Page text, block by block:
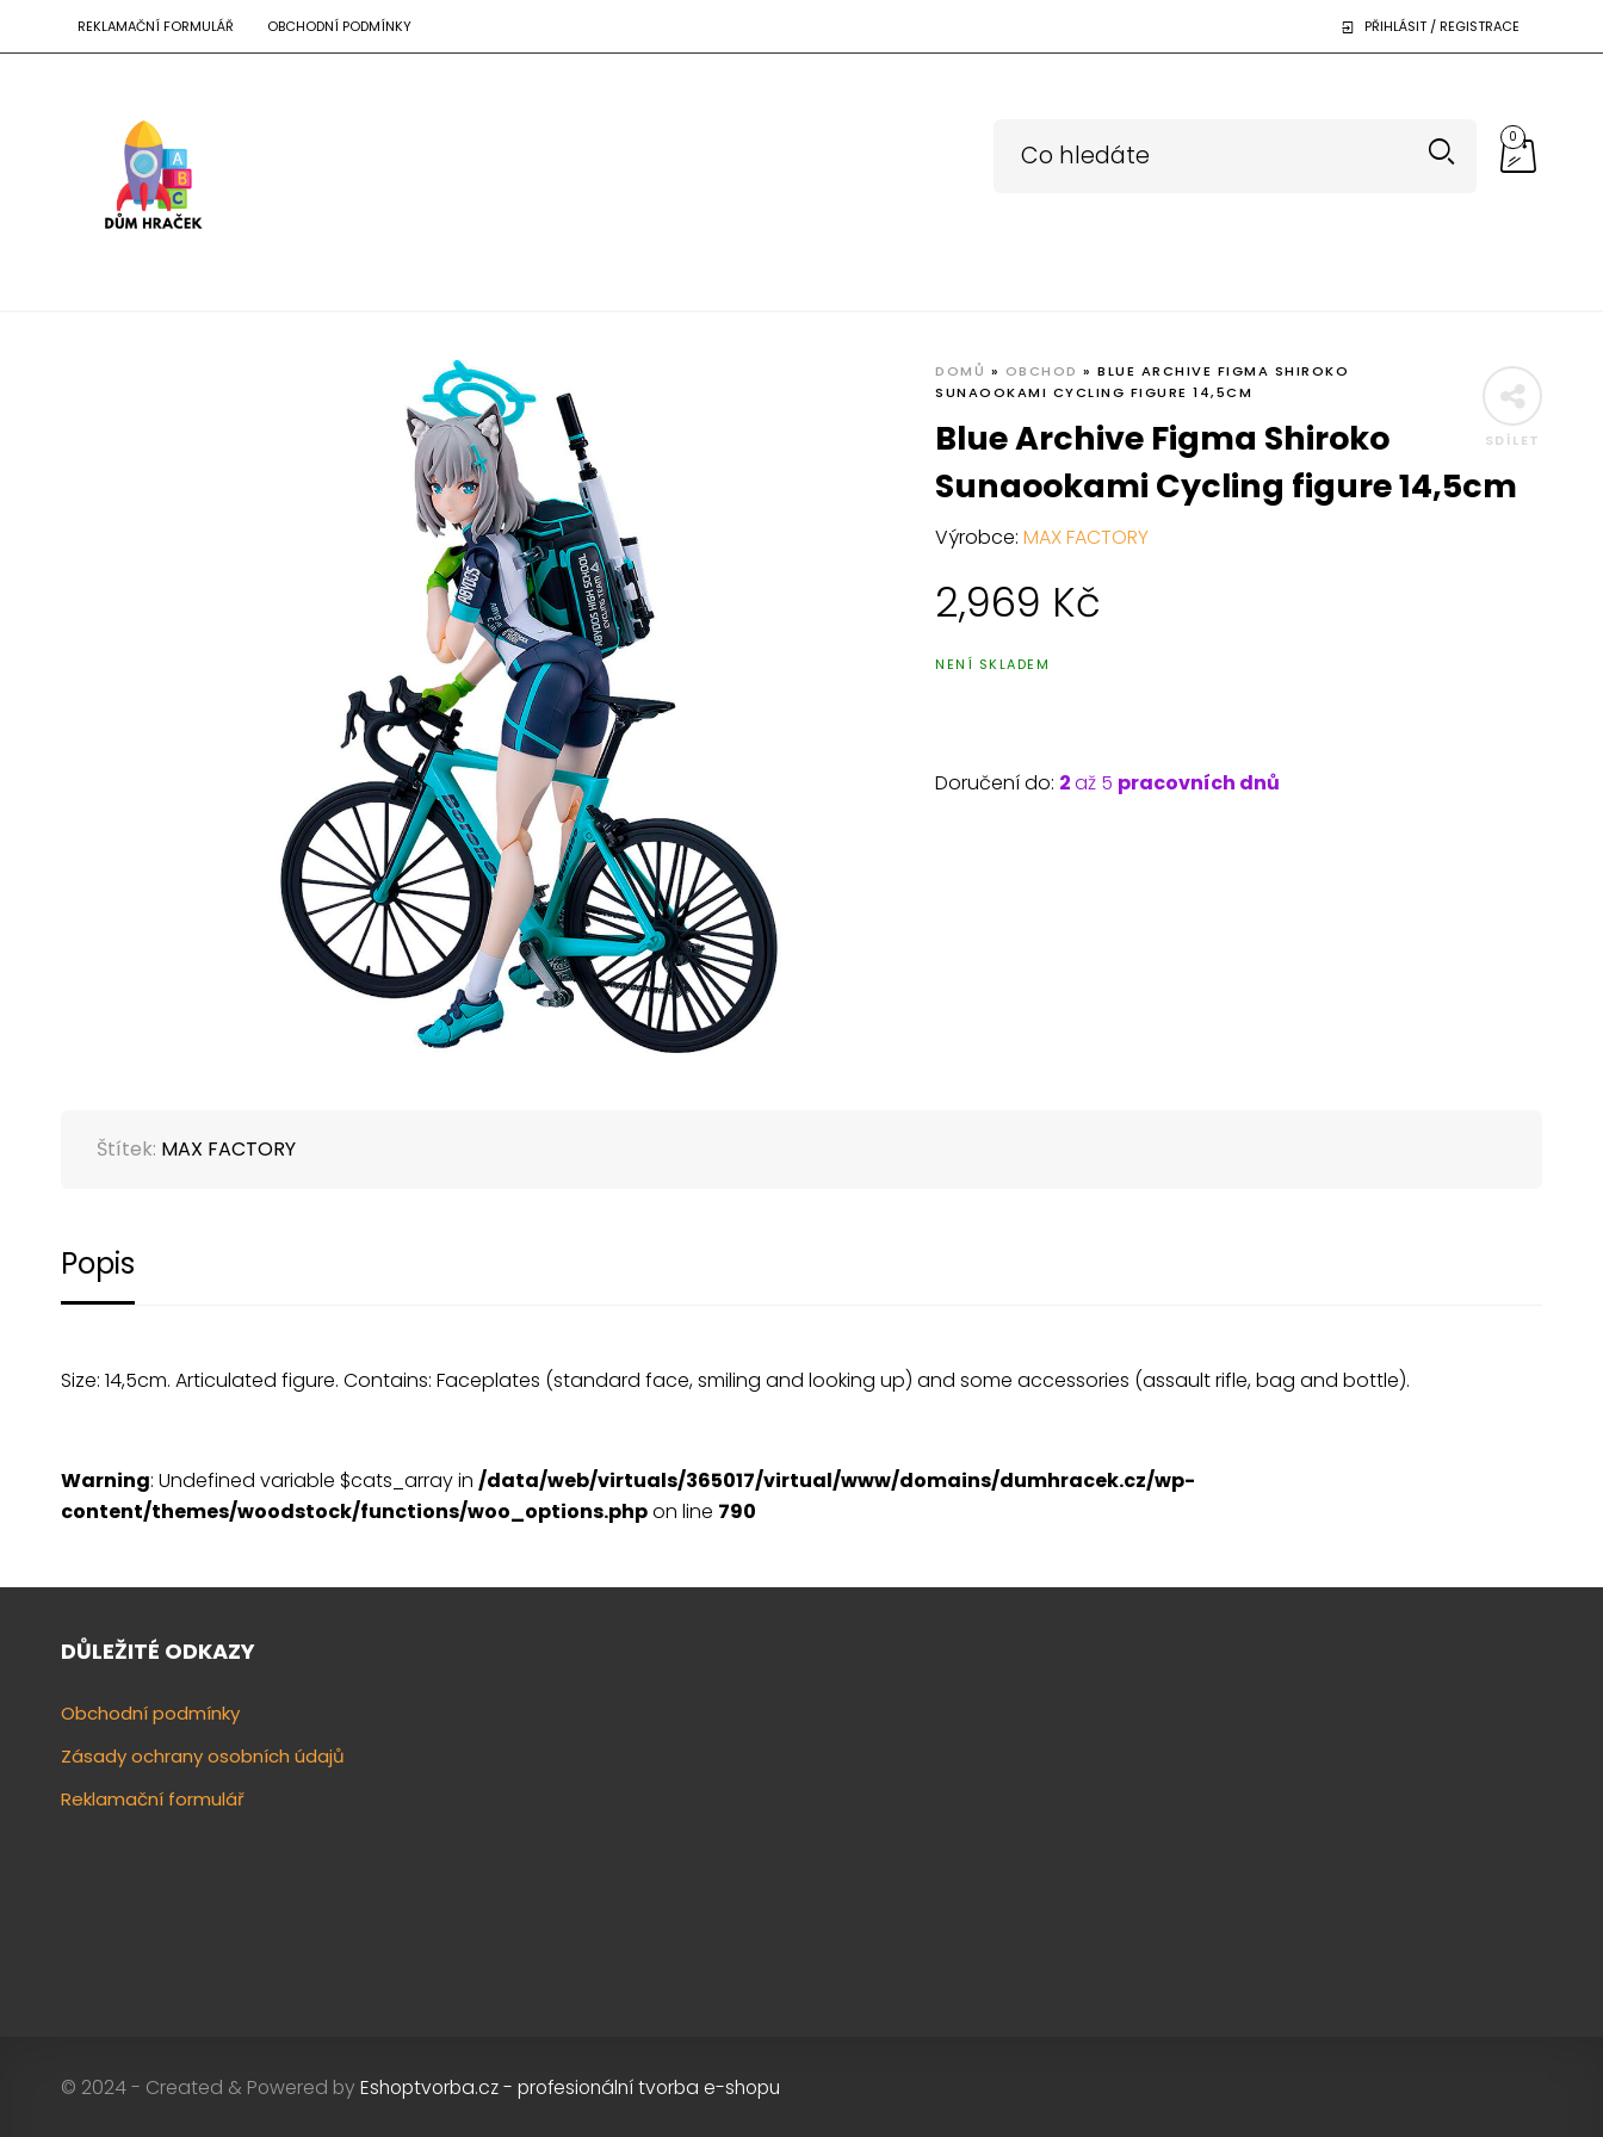
REKLAMAČNÍ FORMULÁŘ OBCHODNÍ PODMÍNKY PŘIHLÁSIT / REGISTRACE
0
SDÍLET
DOMŮ » OBCHOD »BLUE ARCHIVE FIGMA SHIROKO
SUNAOOKAMI CYCLING FIGURE 14,5CM
Blue Archive Figma Shiroko
Sunaookami Cycling figure 14,5cm
Výrobce:MAX FACTORY
2,969 Kč
NENÍ SKLADEM
Doručení do: 2až 5 pracovních dnů
Štítek: MAX FACTORY
Popis
Size: 14,5cm. Articulated figure. Contains: Faceplates (standard face, smiling and looking up) and some accessories (assault rifle, bag and bottle).
Warning: Undefined variable $cats_array in /data/web/virtuals/365017/virtual/www/domains/dumhracek.cz/wp-
content/themes/woodstock/functions/woo_options.phpon line 790
DŮLEŽITÉ ODKAZY
Obchodní podmínky
Zásady ochrany osobních údajů
Reklamační formulář
© 2024 - Created & Powered by Eshoptvorba.cz - profesionální tvorba e-shopu